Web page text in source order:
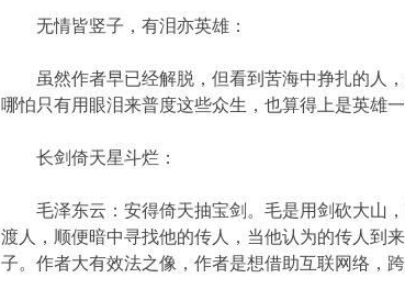
无情皆竖子，有泪亦英雄：
虽然作者早已经解脱，但看到苦海中挣扎的人，
哪怕只有用眼泪来普度这些众生，也算得上是英雄
长剑倚天星斗烂：
毛泽东云：安得倚天抽宝剑。毛是用剑砍大山，
渡人，顺便暗中寻找他的传人，当他认为的传人到
子。作者大有效法之像，作者是想借助互联网络，跨